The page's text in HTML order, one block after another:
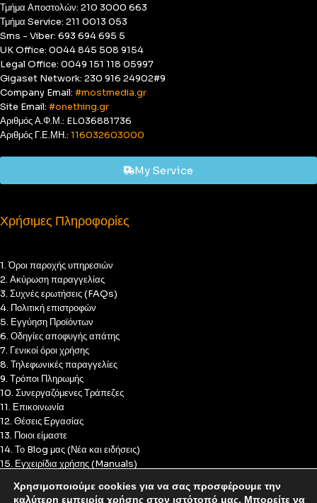
Τμήμα Αποστολών: 210 3000 663
Τμήμα Service: 211 0013 053
Sms - Viber: 693 694 695 5
UK Office: 0044 845 508 9154
Legal Office: 0049 151 118 05997
Gigaset Network: 230 916 24902#9
Company Email: #mostmedia.gr
Site Email: #onething.gr
Αριθμός Α.Φ.Μ.: EL036881736
Αριθμός Γ.Ε.ΜΗ.: 116032603000
My Service
Χρήσιμες Πληροφορίες
1. Όροι παροχής υπηρεσιών
2. Ακύρωση παραγγελίας
3. Συχνές ερωτήσεις (FAQs)
4. Πολιτική επιστροφών
5. Εγγύηση Προϊόντων
6. Οδηγίες αποφυγής απάτης
7. Γενικοί όροι χρήσης
8. Τηλεφωνικές παραγγελίες
9. Τρόποι Πληρωμής
10. Συνεργαζόμενες Τράπεζες
11. Επικοινωνία
12. Θέσεις Εργασίας
13. Ποιοι είμαστε
14. Το Blog μας (Νέα και ειδήσεις)
15. Εγχειρίδια χρήσης (Manuals)
17. Πολιτική Cookies
Χρησιμοποιούμε cookies για να σας προσφέρουμε την
καλύτερη εμπειρία χρήσης στον ιστότοπό μας. Μπορείτε να